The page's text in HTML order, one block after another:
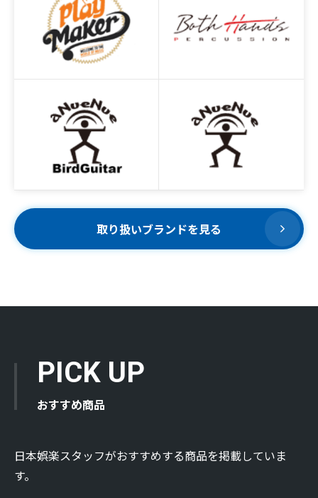
取り扱いブランドを見る
PICK UP
おすすめ商品
日本娯楽スタッフがおすすめする商品を掲載していま
す。